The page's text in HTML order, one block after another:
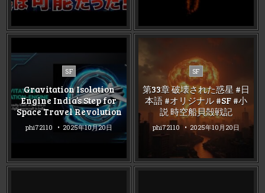
Posted
in
SF
Gravitation Isolation
Engine India’s Step for
Space Travel Revolution
phi72110 2025年10月20日
Posted
in
SF
第33章 破壊された惑星 #日
本語 #オリジナル #SF #小
説 時空船貝殻戦記
phi72110 2025年10月20日